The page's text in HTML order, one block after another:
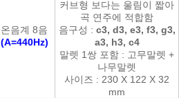
온음계 8음
(A=440Hz)
커브형 보다는 울림이 짧아
곡 연주에 적합함
음구성 : c3, d3, e3, f3, g3,
a3, h3, c4
말렛 1쌍 포함 : 고무말렛 +
나무말렛
사이즈 : 230 X 122 X 32
mm